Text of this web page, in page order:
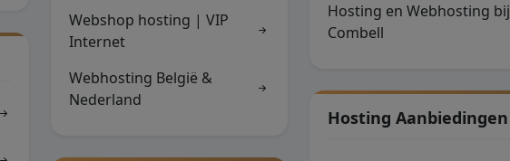
Webshop hosting | VIP
Internet
Webhosting België &
Nederland
Hosting en Webhosting bij
Combell
Hosting Aanbiedingen